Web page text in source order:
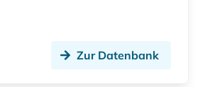
geschichte 1000-1500 (1) Zur Datenbank